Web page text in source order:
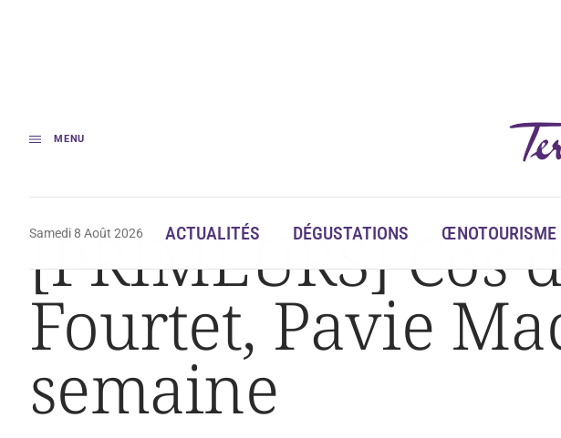
MENU
Samedi 8 Août 2026 ACTUALITÉS DÉGUSTATIONS ŒNOTOURISME
Accueil [PRIMEURS] Cos d’Estournel, Clos Fourtet, Pavie Macquin inaugurent la semaine
[PRIMEURS] Cos
Fourtet, Pavie
semaine